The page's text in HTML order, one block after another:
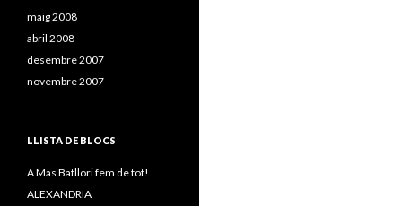
maig 2008
abril 2008
desembre 2007
novembre 2007
LLISTA DE BLOCS
A Mas Batllori fem de tot!
ALEXANDRIA